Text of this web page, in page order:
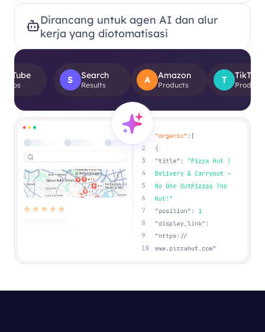
Dirancang untuk agen AI dan alur
kerja yang diotomatisasi
Search
Results
Amazon
Products T TikTok
Product Views